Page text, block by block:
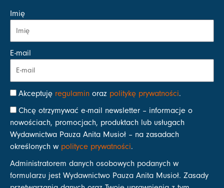
Imię
E-mail
Akceptuję regulamin oraz politykę prywatności.
Chcę otrzymywać e-mail newsletter – informacje o
nowościach, promocjach, produktach lub usługach
Wydawnictwa Pauza Anita Musioł – na zasadach
określonych w polityce prywatności.
Administratorem danych osobowych podanych w
formularzu jest Wydawnictwo Pauza Anita Musioł. Zasady